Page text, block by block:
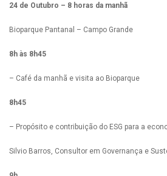
24 de Outubro – 8 horas da manhã
Bioparque Pantanal – Campo Grande
8h às 8h45
– Café da manhã e visita ao Bioparque
8h45
– Propósito e contribuição do ESG para a
Silvio Barros, Consultor em Governança e